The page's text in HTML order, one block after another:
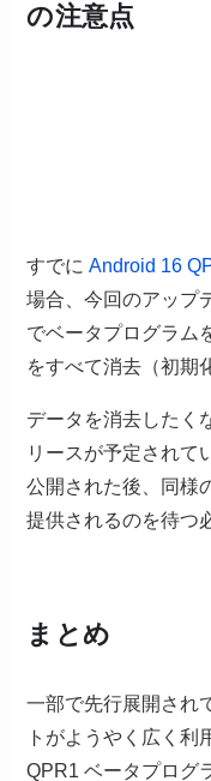
の注意点
すでにAndroid 16
場合、今回のアップ
でベータプログラム
をすべて消去（初期
データを消去したく
リースが予定されて
公開された後、同様
提供されるのを待つ
まとめ
一部で先行展開され
トがようやく広く利
QPR1 ベータプログ